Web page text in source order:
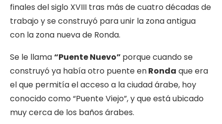
finales del siglo XVIII tras más de cuatro décadas de
trabajo y se construyó para unir la zona antigua
con la zona nueva de Ronda.
Se le llama“Puente Nuevo” porque cuando se
construyó ya había otro puente enRonda que era
el que permitía el acceso a la ciudad árabe, hoy
conocido como “Puente Viejo”, y que está ubicado
muy cerca de los baños árabes.